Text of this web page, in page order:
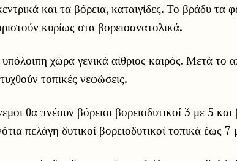
και τα βόρεια, καταιγίδες. Το βράδυ τα
κυρίως στα βορειοανατολικά.
χώρα γενικά αίθριος καιρός. Μετά το
τοπικές νεφώσεις.
θα πνέουν βόρειοι βορειοδυτικοί 3 με 5
πελάγη δυτικοί βορειοδυτικοί τοπικά έως